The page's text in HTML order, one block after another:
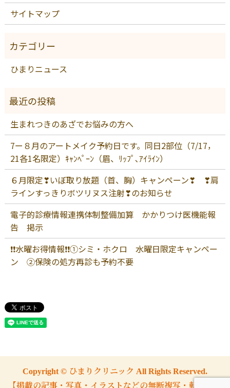
サイトマップ
ひまりニュース
生まれつきのあざでお悩みの方へ
7ー８月のアートメイク予約日です。同日2部位（7/17，
21各1名限定）ｷｬﾝﾍﾟｰﾝ（眉、ﾘｯﾌﾟ､ｱｲﾗｲﾝ）
６月限定❣いぼ取り放題（首、胸）キャンペーン❣ ❣肩
ラインすっきりボツリヌス注射❣のお知らせ
電子的診療情報連携体制整備加算 かかりつけ医機能報
告 掲示
❗❗水曜お得情報❗❗①シミ・ホクロ 水曜日限定キャンペー
ン ②保険の処方再診も予約不要
Copyright © ひまりクリニック All Rights Reserved.
【掲載の記事・写真・イラストなどの無断複写・転載を禁